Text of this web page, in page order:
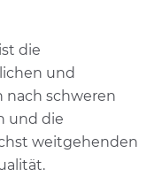
die
und
nach schweren
und die
weitgehenden